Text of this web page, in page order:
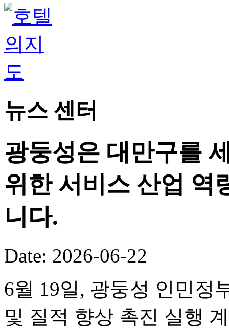
뉴스 센터
광둥성은 대만구를
위한 서비스 산업 역
니다.
Date: 2026-06-22
6월 19일, 광둥성 인민정
및 질적 향상 촉진 실행